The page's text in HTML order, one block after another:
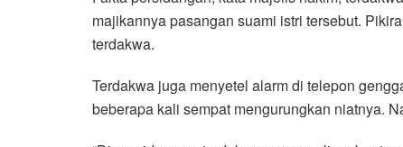
majikannya pasangan suami istri tersebut.
terdakwa.
Terdakwa juga menyetel alarm di telepon
beberapa kali sempat mengurungkan niatnya.